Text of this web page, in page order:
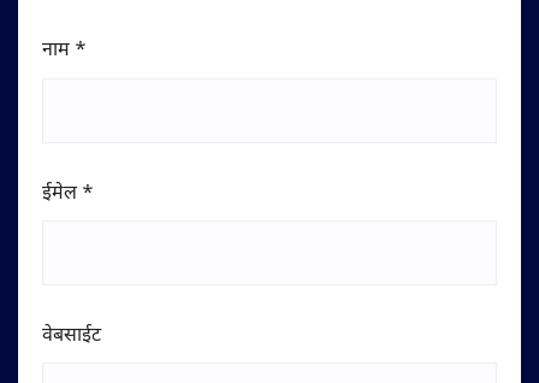
नाम *
ईमेल *
वेबसाईट